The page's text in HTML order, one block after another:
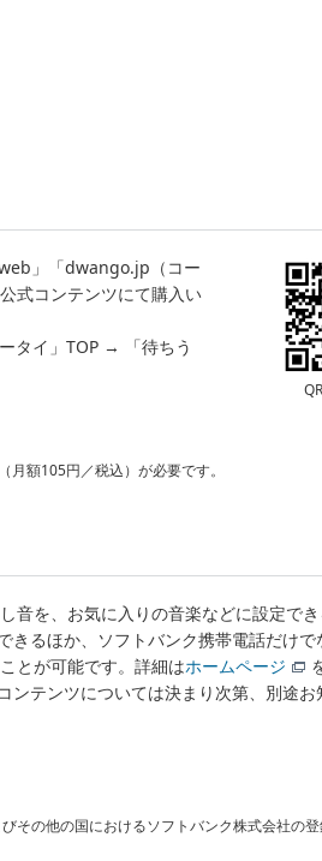
」「dwango.jp（コー
式コンテンツにて購入い
タイ」TOP → 「待ちう
額105円／税込）が必要です。
音を、お気に入りの音楽などに設定で
るほか、ソフトバンク携帯電話だけで
とが可能です。詳細はホームページ
テンツについては決まり次第、別途お
その他の国におけるソフトバンク株式会社の